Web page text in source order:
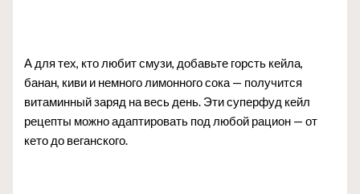
А для тех, кто любит смузи, добавьте горсть кейла,
банан, киви и немного лимонного сока — получится
витаминный заряд на весь день. Эти суперфуд кейл
рецепты можно адаптировать под любой рацион — от
кето до веганского.